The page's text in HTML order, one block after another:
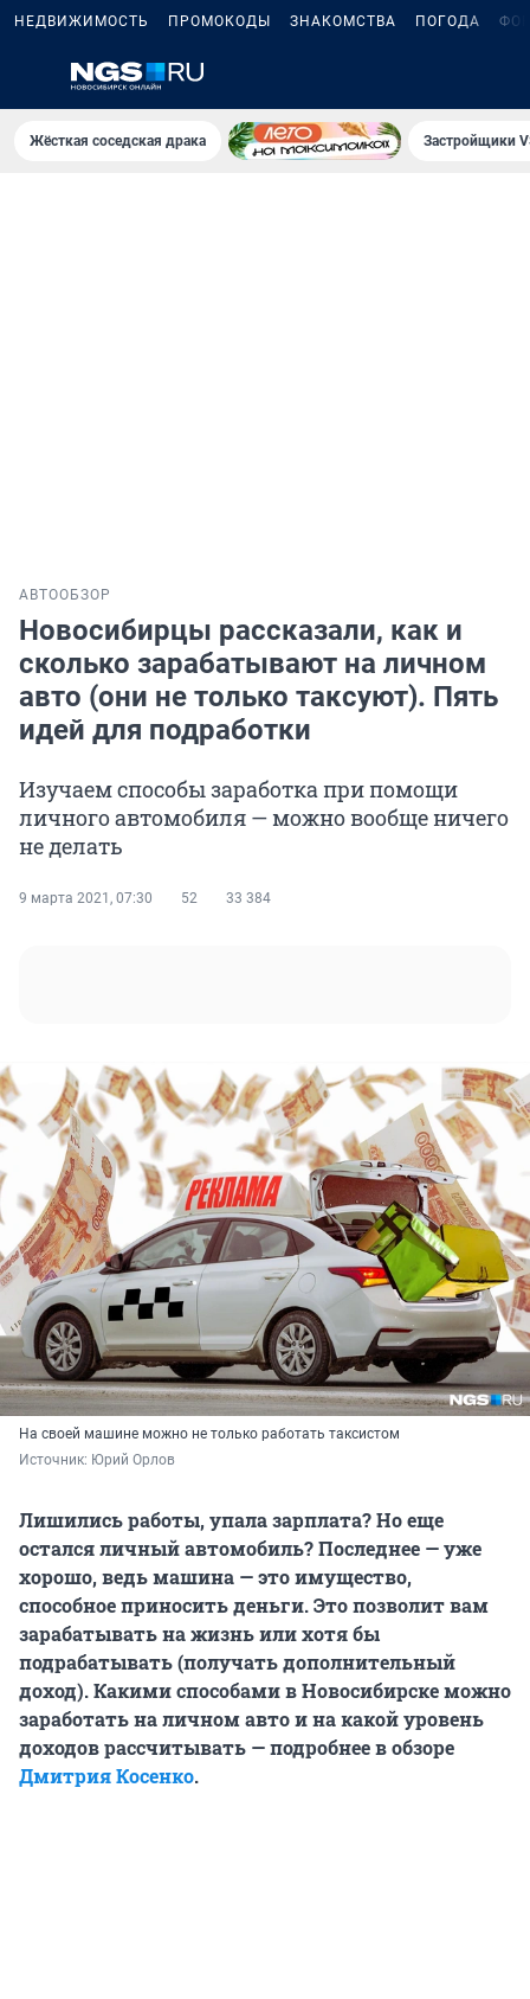
НЕДВИЖИМОСТЬ ПРОМОКОДЫ ЗНАКОМСТВА ПОГОДА
Жёсткая соседская драка Застройщики
АВТООБЗОР
Новосибирцы рассказали, как и
сколько зарабатывают на личном
авто (они не только таксуют). Пять
идей для подработки
Изучаем способы заработка при помощи
личного автомобиля — можно вообще ничего
не делать
9 марта 2021, 07:30 52 33 384
На своей машине можно не только работать таксистом
Источник: Юрий Орлов
Лишились работы, упала зарплата? Но еще
остался личный автомобиль? Последнее — уже
хорошо, ведь машина — это имущество,
способное приносить деньги. Это позволит вам
зарабатывать на жизнь или хотя бы
подрабатывать (получать дополнительный
доход). Какими способами в Новосибирске можно
заработать на личном авто и на какой уровень
доходов рассчитывать — подробнее в обзоре
Дмитрия Косенко.